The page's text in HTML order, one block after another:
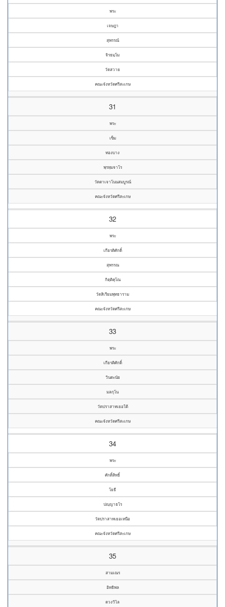
พระ
เจษฎา
สุพรรณ์
จิรธมฺโม
วัดสวาย
คณะจังหวัดศรีสะเกษ
31
พระ
เข็ม
ทองบาง
พฺรหฺมจาโร
วัดตาเจาโนนสมบูรณ์
คณะจังหวัดศรีสะเกษ
32
พระ
เกียรติศักดิ์
สุพรรณ
กิตฺติคุโณ
วัดสิเรียมพุทธาราม
คณะจังหวัดศรีสะเกษ
33
พระ
เกียรติศักดิ์
วินตะนัย
มลกุโน
วัดปราสาทเยอใต้
คณะจังหวัดศรีสะเกษ
34
พระ
ศักดิ์สิทธิ์
โยธี
ปญฺญาธโร
วัดปราสาทเยอเหนือ
คณะจังหวัดศรีสะเกษ
35
สามเณร
อิทธิพล
ดวงวิไล